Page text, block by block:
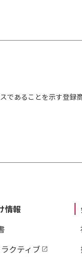
あることを示す登録
情報
クティブ